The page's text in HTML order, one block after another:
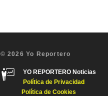
© 2026 Yo Reportero
YO REPORTERO Noticias
Política de Privacidad
Política de Cookies